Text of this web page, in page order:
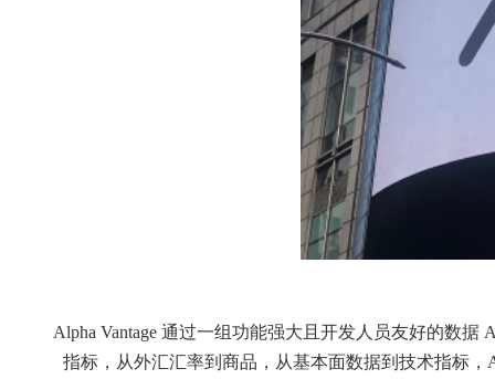
Alpha Vantage 通过一组功能强大且开发人员友好的数
指标，从外汇汇率到商品，从基本面数据到技术指标，